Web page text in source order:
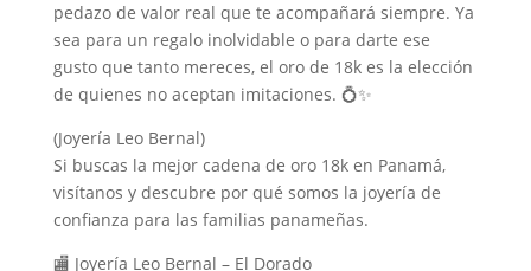
pedazo de valor real que te acompañará siempre. Ya
sea para un regalo inolvidable o para darte ese
gusto que tanto mereces, el oro de 18k es la elección
de quienes no aceptan imitaciones. 💍✨
(Joyería Leo Bernal)
Si buscas la mejor cadena de oro 18k en Panamá,
visítanos y descubre por qué somos la joyería de
confianza para las familias panameñas.
🏬 Joyería Leo Bernal – El Dorado